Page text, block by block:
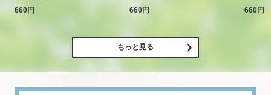
660円
660円
660円
もっと見る